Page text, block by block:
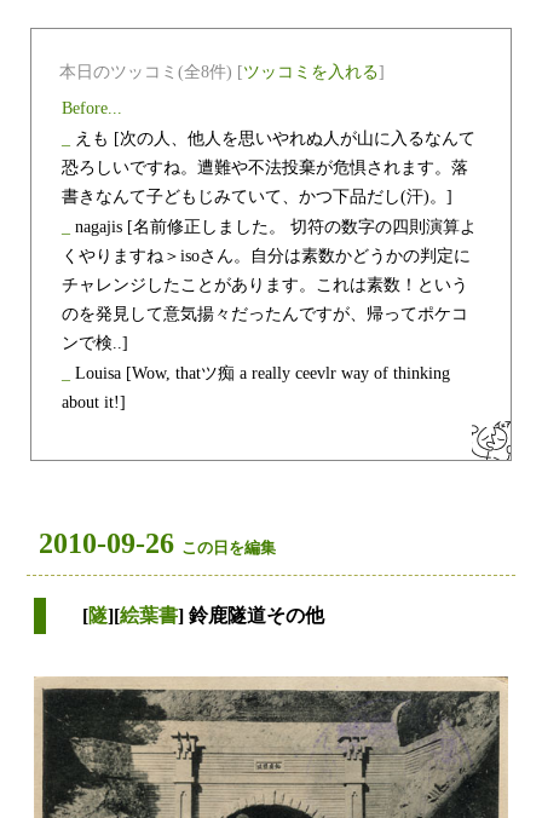
本日のツッコミ(全8件) [ツッコミを入れる]
Before...
えも [次の人、他人を思いやれぬ人が山に入るなんて
恐ろしいですね。遭難や不法投棄が危惧されます。落
書きなんて子どもじみていて、かつ下品だし(汗)。]
nagajis [名前修正しました。 切符の数字の四則演算よ
くやりますね＞isoさん。自分は素数かどうかの判定に
チャレンジしたことがあります。これは素数！という
のを発見して意気揚々だったんですが、帰ってポケコ
ンで検..]
Louisa [Wow, thatツ痴 a really ceevlr way of thinking
about it!]
2010-09-26 この日を編集
[隧][絵葉書] 鈴鹿隧道その他